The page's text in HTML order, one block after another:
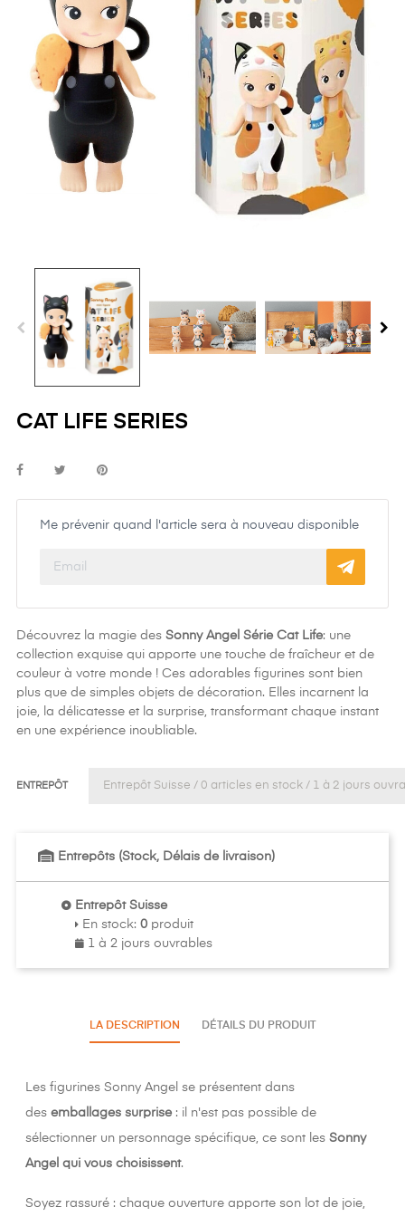
CAT LIFE SERIES
Me prévenir quand l'article sera à nouveau disponible
Découvrez la magie des Sonny Angel Série Cat Life: une
collection exquise qui apporte une touche de fraîcheur et de
couleur à votre monde ! Ces adorables figurines sont bien
plus que de simples objets de décoration. Elles incarnent la
joie, la délicatesse et la surprise, transformant chaque instant
en une expérience inoubliable.
ENTREPÔT
Entrepôts (Stock, Délais de livraison)
Entrepôt Suisse
En stock: 0 produit
1 à 2 jours ouvrables
LA DESCRIPTION DÉTAILS DU PRODUIT
Les figurines Sonny Angel se présentent dans
des emballages surprise: il n'est pas possible de
sélectionner un personnage spécifique, ce sont les Sonny
Angel qui vous choisissent.
Soyez rassuré : chaque ouverture apporte son lot de joie,